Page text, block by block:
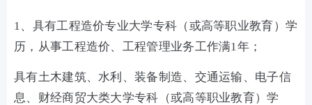
1、具有工程造价专业大学专科（或高等职业教育）学
历，从事工程造价、工程管理业务工作满1年；
具有土木建筑、水利、装备制造、交通运输、电子信
息、财经商贸大类大学专科（或高等职业教育）学